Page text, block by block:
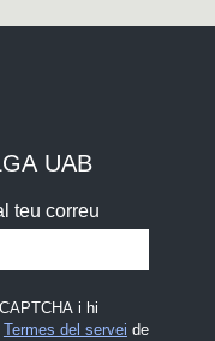
UAB
teu correu
i hi
Termes del servei de